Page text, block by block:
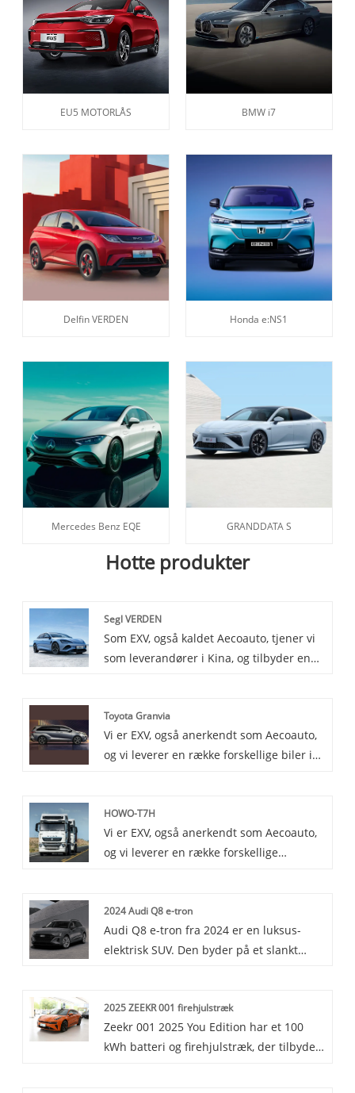
EU5 MOTORLÅS BMW i7
Delfin VERDEN Honda e:NS1
Mercedes Benz EQE GRANDDATA S
Hotte produkter
Segl VERDEN
Som EXV, også kaldet Aecoauto, tjener vi
som leverandører i Kina, og tilbyder en
kendetegnet ved sin kompakte og
fleksible model, velegnet til daglig brug i
bymiljøer. Det giver fremragende
Toyota Granvia
Vi er EXV, også anerkendt som Aecoauto,
og vi leverer en række forskellige biler i
erhvervskøretøj, der er populært for dets
rummelige interiør og kraftfulde
ydeevne.
HOWO-T7H
Vi er EXV, også anerkendt som Aecoauto,
og vi leverer en række forskellige
andet tungt lastbilsprodukt under China
National Heavy Duty Truck (CNHTC), med
fokus på kraftydelse og kørekomfort,
2024 Audi Q8 e-tron
Audi Q8 e-tron fra 2024 er en luksus-
elektrisk SUV. Den byder på et slankt
miles, med en hurtig opladningstid på 10
% til 80 % på kun 31 minutter. Eller den
kombinerer Audis signaturstil og
2025 ZEEKR 001 firehjulstræk
Zeekr 001 2025 You Edition har et 100
kWh batteri og firehjulstræk, der tilbyder